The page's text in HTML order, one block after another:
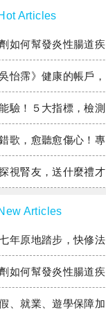
Articles
性腸道疾病患者抗潰瘍？治療進展與健保給付困境一次看
》健康的帳戶，年輕時別提光
！５大指標，檢測身體是否發炎
愈聽愈傷心！專家教你挑對療傷情歌
視腎友，送什麼禮才好？
Articles
地踏步，快修法讓病人自主決定善終
性腸道疾病患者抗潰瘍？治療進展與健保給付困境一次看
保障加倍，富邦產險「一期逐夢」專案加碼遠距醫療與緊急救援